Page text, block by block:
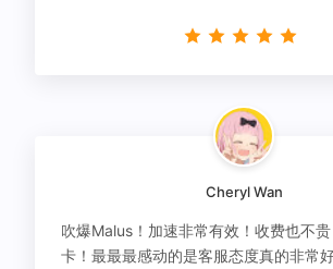
Cheryl Wan
吹爆Malus！加速非常有效！收费也不
卡！最最最感动的是客服态度真的非常